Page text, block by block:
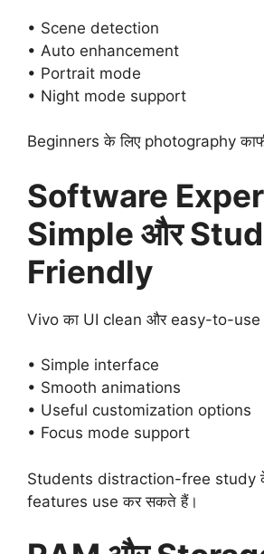
• Scene detection
• Auto enhancement
• Portrait mode
• Night mode support
Beginners के लिए photography
Software
Simple और
Friendly
Vivo का UI clean और easy-to-use
• Simple interface
• Smooth animations
• Useful customization options
• Focus mode support
Students distraction-free study
features use कर सकते हैं।